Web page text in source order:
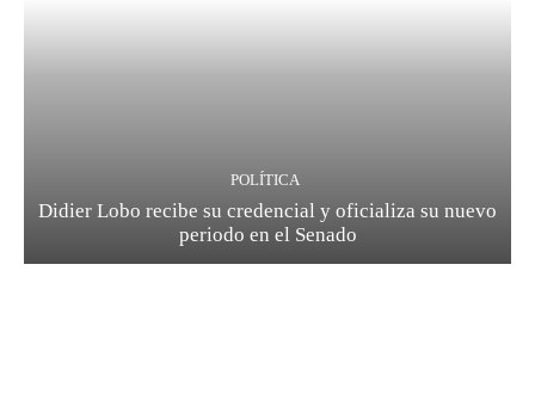
POLÍTICA
Didier Lobo recibe su credencial y oficializa su nuevo
periodo en el Senado